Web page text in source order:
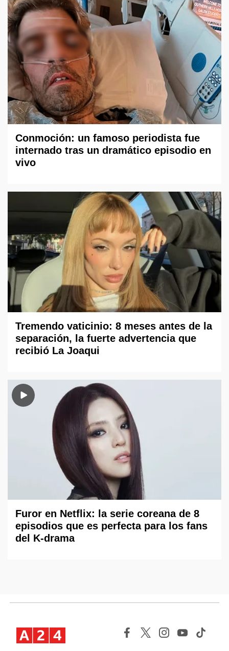
Conmoción: un famoso periodista fue
internado tras un dramático episodio en
vivo
Tremendo vaticinio: 8 meses antes de la
separación, la fuerte advertencia que
recibió La Joaqui
Furor en Netflix: la serie coreana de 8
episodios que es perfecta para los fans
del K-drama